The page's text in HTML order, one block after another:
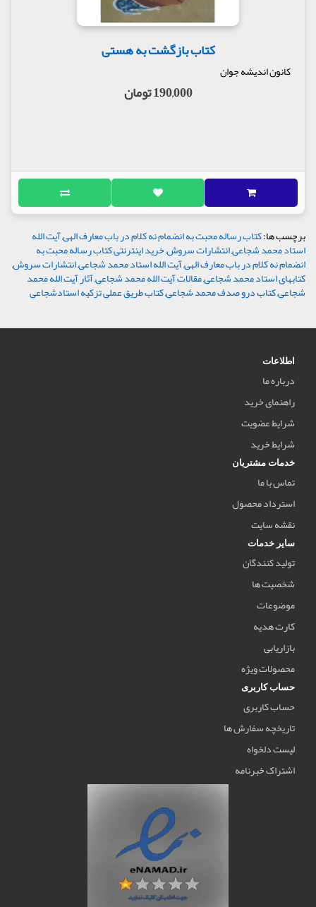
کتاب بازگشت به هستی
کانون اندیشه جوان
190,000 تومان
برچسب ها:کتاب رساله محبت به انضمام نه کلام در باب معارف الهی,آیت الله
استاد محمد شجاعی,انتشارات سروش,خرید اینترنتی کتاب رساله محبت به
انضمام نه کلام در باب معارف الهی,آیت الله استاد محمد شجاعی,انتشارات سروش,
کتابهای استاد محمد شجاعی,مقالات آیت الله محمد شجاعی,آثار آیت الله محمد
شجاعی,کتاب درو صدف محمد شجاعی,کتاب طریق عملی تزکیه استادشجاعی
اطلاعات
درباره ما
راهنمای خرید
شرایط عضویت
شرایط خرید
خدمات مشتریان
تماس با ما
استرداد محصول
نقشه سایت
سایر خدمات
تولید کنندگان
شخصیت ها
موضوعات
کارت هدیه
بازاریابی
محصولات ویژه
حساب کاربری
حساب کاربری
تاریخچه سفارش ها
لیست دلخواه
اشتراک خبرنامه